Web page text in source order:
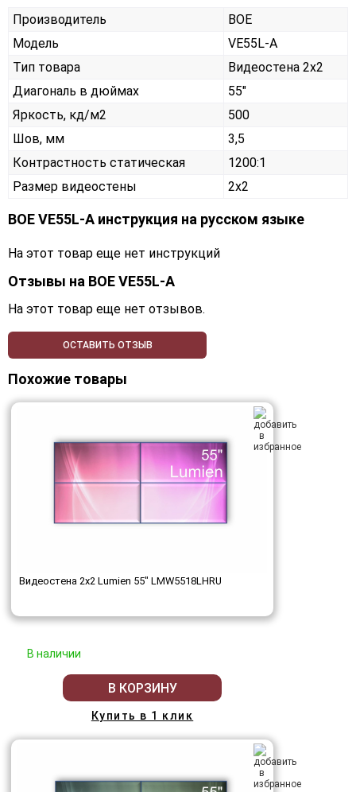
Производитель
BOE
Модель
VE55L-A
Тип товара
Видеостена 2х2
Диагональ в дюймах
55"
Яркость, кд/м2
500
Шов, мм
3,5
Контрастность статическая
1200:1
Размер видеостены
2x2
BOE VE55L-A инструкция на русском языке
На этот товар еще нет инструкций
Отзывы на BOE VE55L-A
На этот товар еще нет отзывов.
ОСТАВИТЬ ОТЗЫВ
Похожие товары
Видеостена 2x2 Lumien 55" LMW5518LHRU
В наличии
В КОРЗИНУ
Купить в 1 клик